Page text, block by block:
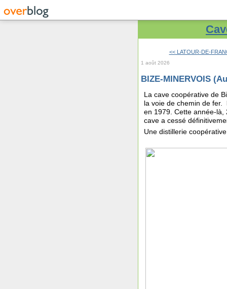
<< LATOUR-DE-
1 août 2026
BIZE-MINERVOIS
La cave coopérative de
la voie de chemin de fer.
en 1979. Cette année-
cave a cessé
Une distillerie